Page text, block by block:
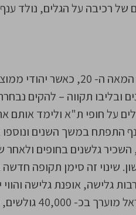
רכיבה על הגלים, נולד
הגלישה בישראל החלה באמצע שנות ה- 50
ובליבו תקווה – להקים
על חופי ת"א ולימד אותם
במשך השנים ונוספו
השכיר גלשנים בחופים
שינוי זה סימן תקופה
אופנת גלישה והווי
בישראל מתפתח